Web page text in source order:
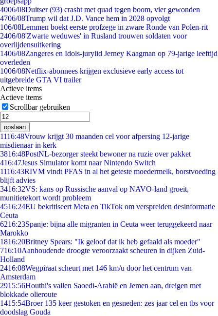
4006/08Duitser (93) crasht met quad tegen boom, vier gewonden
4706/08Trump wil dat J.D. Vance hem in 2028 opvolgt
106/08Lemmen boekt eerste profzege in zware Ronde van Polen-rit
2406/08'Zwarte weduwes' in Rusland trouwen soldaten voor
overlijdensuitkering
1406/08Zangeres en Idols-jurylid Jerney Kaagman op 79-jarige leeftijd
overleden
1006/08Netflix-abonnees krijgen exclusieve early access tot
uitgebreide GTA VI trailer
Actieve items
Actieve items
Scrollbar gebruiken
opslaan
1116:48Vrouw krijgt 30 maanden cel voor afpersing 12-jarige
misdienaar in kerk
3816:48PostNL-bezorger steekt bewoner na ruzie over pakket
416:47Jesus Simulator komt naar Nintendo Switch
1116:43RIVM vindt PFAS in al het geteste moedermelk, borstvoeding
blijft advies
3416:32VS: kans op Russische aanval op NAVO-land groeit,
munitietekort wordt probleem
4516:24EU bekritiseert Meta en TikTok om verspreiden desinformatie
Ceuta
6216:23Spanje: bijna alle migranten in Ceuta weer teruggekeerd naar
Marokko
1816:20Britney Spears: "Ik geloof dat ik heb gefaald als moeder"
716:10Aanhoudende droogte veroorzaakt scheuren in dijken Zuid-
Holland
2416:08Wegpiraat scheurt met 146 km/u door het centrum van
Amsterdam
2915:56Houthi's vallen Saoedi-Arabië en Jemen aan, dreigen met
blokkade olieroute
1415:54Broer 135 keer gestoken en gesneden: zes jaar cel en tbs voor
doodslag Gouda